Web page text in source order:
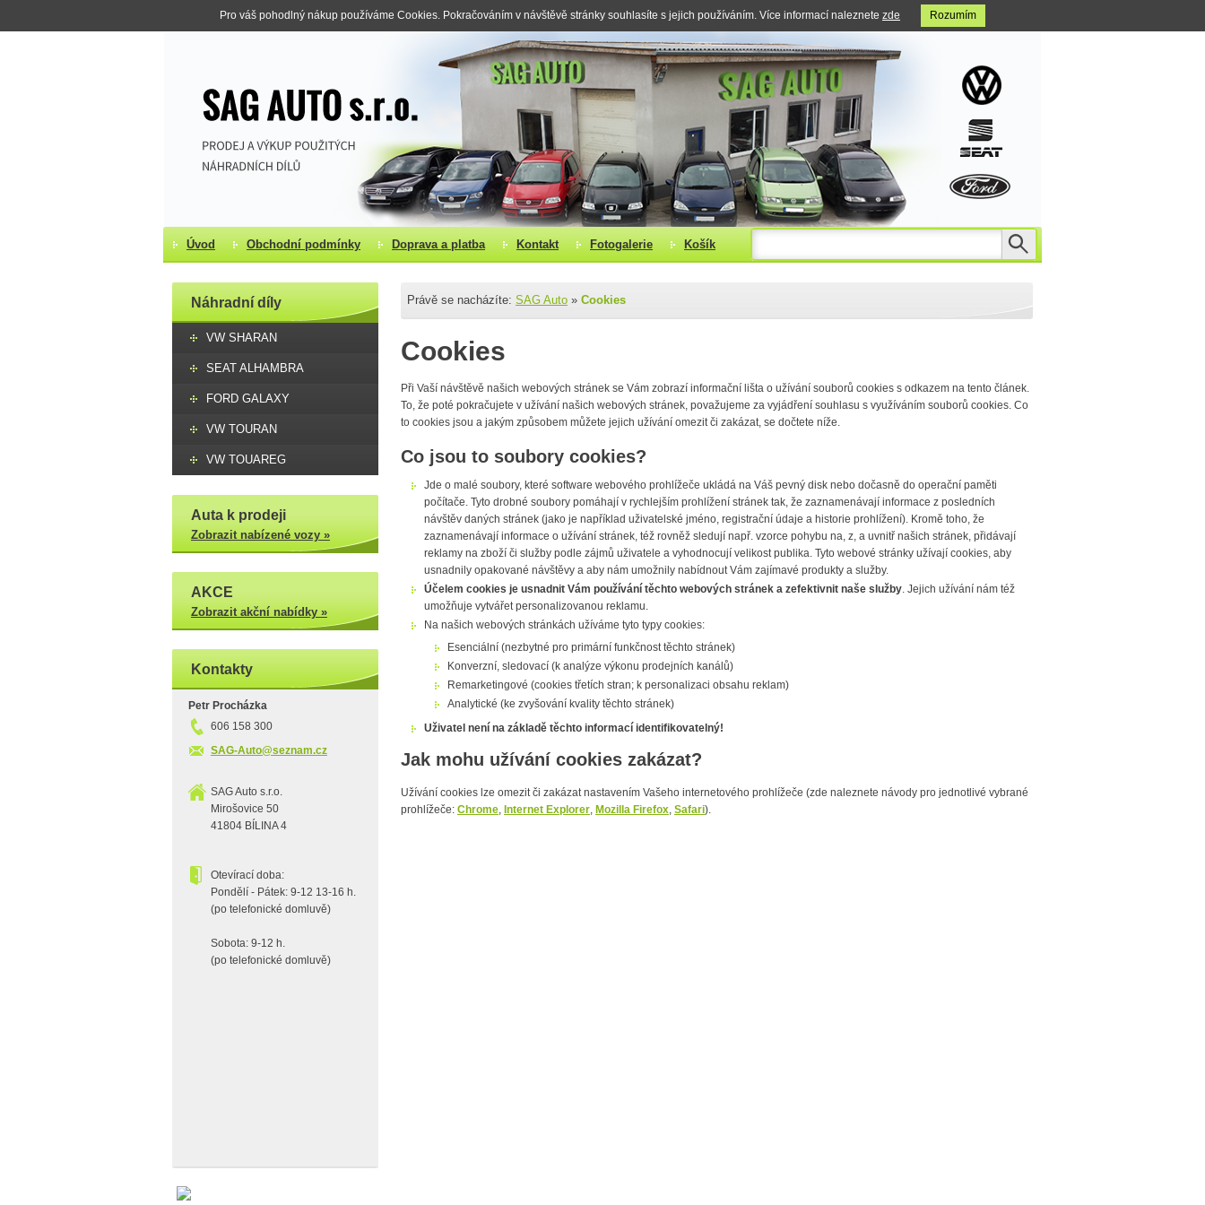
Pro váš pohodlný nákup používáme Cookies. Pokračováním v návštěvě stránky souhlasíte s jejich používáním. Více informací naleznete zde Rozumím
Úvod Obchodní podmínky Doprava a platba Kontakt Fotogalerie Košík
Náhradní díly
VW SHARAN
SEAT ALHAMBRA
FORD GALAXY
VW TOURAN
VW TOUAREG
Auta k prodeji
Zobrazit nabízené vozy »
AKCE
Zobrazit akční nabídky »
Kontakty
Petr Procházka
606 158 300
SAG-Auto@seznam.cz
SAG Auto s.r.o.
Mirošovice 50
41804 BÍLINA 4
Otevírací doba:
Pondělí - Pátek: 9-12 13-16 h.
(po telefonické domluvě)
Sobota: 9-12 h.
(po telefonické domluvě)
Právě se nacházíte: SAG Auto » Cookies
Cookies
Při Vaší návštěvě našich webových stránek se Vám zobrazí informační lišta o užívání souborů cookies s odkazem na tento článek.
To, že poté pokračujete v užívání našich webových stránek, považujeme za vyjádření souhlasu s využíváním souborů cookies. Co
to cookies jsou a jakým způsobem můžete jejich užívání omezit či zakázat, se dočtete níže.
Co jsou to soubory cookies?
Jde o malé soubory, které software webového prohlížeče ukládá na Váš pevný disk nebo dočasně do operační paměti
počítače. Tyto drobné soubory pomáhají v rychlejším prohlížení stránek tak, že zaznamenávají informace z posledních
návštěv daných stránek (jako je například uživatelské jméno, registrační údaje a historie prohlížení). Kromě toho, že
zaznamenávají informace o užívání stránek, též rovněž sledují např. vzorce pohybu na, z, a uvnitř našich stránek, přidávají
reklamy na zboží či služby podle zájmů uživatele a vyhodnocují velikost publika. Tyto webové stránky užívají cookies, aby
usnadnily opakované návštěvy a aby nám umožnily nabídnout Vám zajímavé produkty a služby.
Účelem cookies je usnadnit Vám používání těchto webových stránek a zefektivnit naše služby. Jejich užívání nám též
umožňuje vytvářet personalizovanou reklamu.
Na našich webových stránkách užíváme tyto typy cookies:
Esenciální (nezbytné pro primární funkčnost těchto stránek)
Konverzní, sledovací (k analýze výkonu prodejních kanálů)
Remarketingové (cookies třetích stran; k personalizaci obsahu reklam)
Analytické (ke zvyšování kvality těchto stránek)
Uživatel není na základě těchto informací identifikovatelný!
Jak mohu užívání cookies zakázat?
Užívání cookies lze omezit či zakázat nastavením Vašeho internetového prohlížeče (zde naleznete návody pro jednotlivé vybrané
prohlížeče: Chrome, Internet Explorer, Mozilla Firefox, Safari).